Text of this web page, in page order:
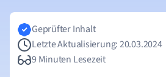
Geprüfter Inhalt
Letzte Aktualisierung: 20.03.2024
9 Minuten Lesezeit